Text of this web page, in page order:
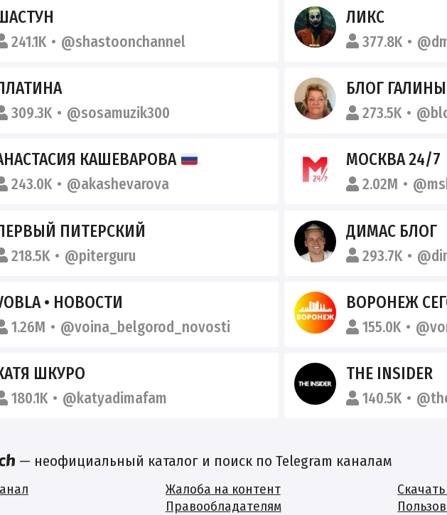
241.1K @shastoonchannel
ЛИКС
377.8K
309.3K @sosamuzik300
БЛОГ ГАЛИНЫ
273.5K
КАШЕВАРОВА
243.0K @akashevarova
МОСКВА 24/7
2.02M
ПИТЕРСКИЙ
218.5K @piterguru
ДИМАС БЛОГ
293.7K
• НОВОСТИ
1.26M @voina_belgorod_novosti
ВОРОНЕЖ
155.0K
ШКУРО
180.1K @katyadimafam
THE INSIDER
140.5K
— неофициальный каталог и поиск по Telegram каналам
Жалоба на контент
Правообладателям